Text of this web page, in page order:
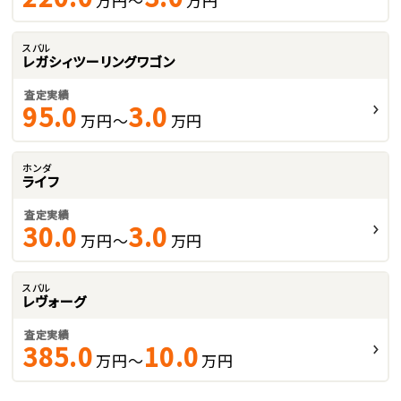
スバル
レガシィツーリングワゴン
査定実績
95.0 万円～3.0 万円
ホンダ
ライフ
査定実績
30.0 万円～3.0 万円
スバル
レヴォーグ
査定実績
385.0 万円～10.0 万円